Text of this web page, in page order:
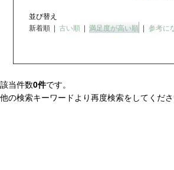
並び替え
新着順 | 古い順 | 満足度が高い順 | 参考に
該当件数0件です。
他の検索キーワードより再度検索をしてくださ